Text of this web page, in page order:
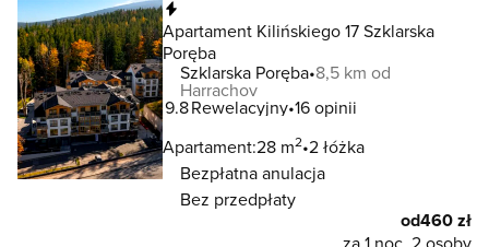
Apartament Kilińskiego 17 Szklarska
Poręba
Szklarska Poręba 8,5 km od
Harrachov
9.8Rewelacyjny 16 opinii
Apartament:28 m2 2 łóżka
Bezpłatna anulacja
Bez przedpłaty
od460 zł